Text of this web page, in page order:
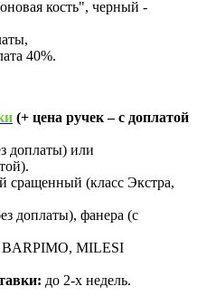
кость", черный -
40%.
(+ цена ручек – с доплатой
доплаты) или
сращенный (класс Экстра,
доплаты), фанера (с
BARPIMO, MILESI
до 2-х недель.